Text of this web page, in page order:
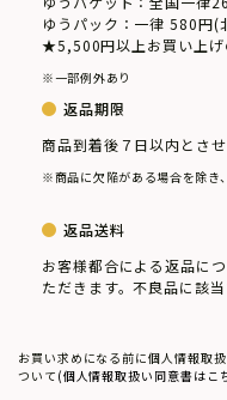
ゆうパック：一律 580円(
★5,500円以上お買い上
※一部例外あり
返品期限
商品到着後７日以内とさせ
※商品に欠陥がある場合を除き
返品送料
お客様都合による返品に
ただきます。不良品に該
お買い求めになる前に個人情報取
ついて (個人情報取扱い同意書はこ